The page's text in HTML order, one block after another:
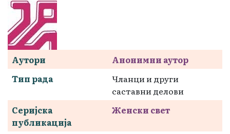
Аутори
Анонимни аутор
Тип рада
Чланци и други
саставни делови
Серијска
публикација
Женски свет